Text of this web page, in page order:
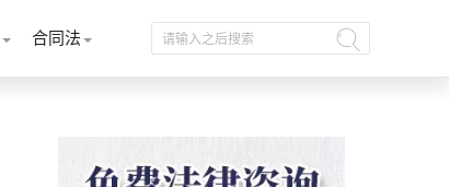
合同法